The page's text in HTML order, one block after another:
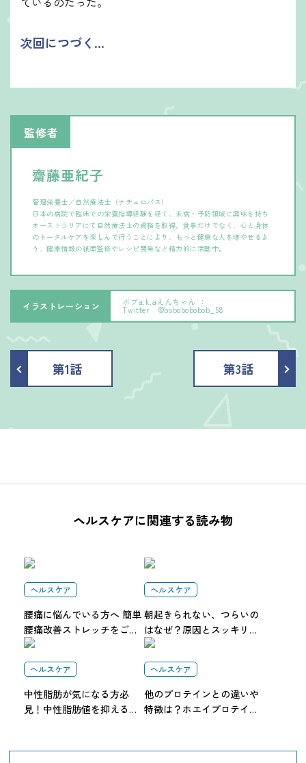
次回につづく...
監修者
齋藤亜紀子
管理栄養士／自然療法士（ナチュロパス）
日本の病院で臨床での栄養指導経験を経て、未病・予防領域に興味を持ち
オーストラリアにて自然療法士の資格を取得。食事だけでなく、心と身体
のトータルケアを楽しんで行うことにより、もっと健康な人を増やせるよ
う、健康情報の紙面監修やレシピ開発など精力的に活動中。
イラストレーション ボブa.k.aえんちゃん
Twitter @bobobobobob_58
第1話 第3話
ヘルスケアに関連する読み物
ヘルスケア
腰痛に悩んでいる方へ 簡単
腰痛改善ストレッチをご紹
介
ヘルスケア
朝起きられない、つらいの
はなぜ？原因とスッキリ目
覚めるコツを解説
ヘルスケア
中性脂肪が気になる方必
見！中性脂肪値を抑えるポ
ヘルスケア
他のプロテインとの違いや
特徴は？ホエイプロテイン